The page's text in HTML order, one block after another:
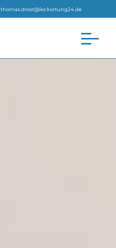
thomas.drost@leckortung24.de